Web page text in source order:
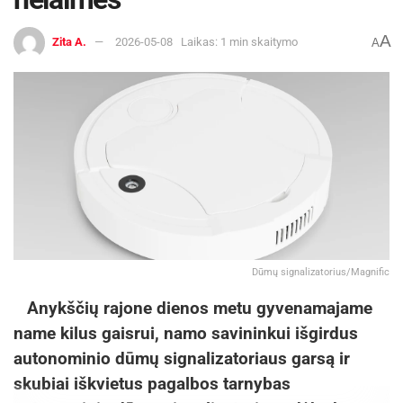
Zita A. 2026-05-08 Laikas: 1 min skaitymo AA
Dūmų signalizatorius/Magnific
Anykščių rajone dienos metu gyvenamajame
name kilus gaisrui, namo savininkui išgirdus
autonominio dūmų signalizatoriaus garsą ir
skubiai iškvietus pagalbos tarnybas